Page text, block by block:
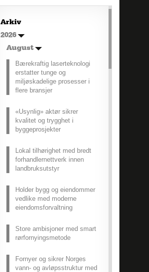
mer enn kysten
Kroatia forbindes ofte med sol,
bading og klart hav, men landet
har langt flere sider enn det
førsteinntrykket mange sitter igjen
Arkiv
2026
August
Bærekraftig laserteknologi
erstatter tunge og
miljøskadelige prosesser i
flere bransjer
«Usynlig» aktør sikrer
kvalitet og trygghet i
byggeprosjekter
Lokal tilhørighet med bredt
forhandlernettverk innen
landbruksutstyr
Holder bygg og eiendommer
vedlike med moderne
eiendomsforvaltning
Store ambisjoner med smart
rørfornyingsmetode
Fornyer og sikrer Norges
vann- og avløpsstruktur med